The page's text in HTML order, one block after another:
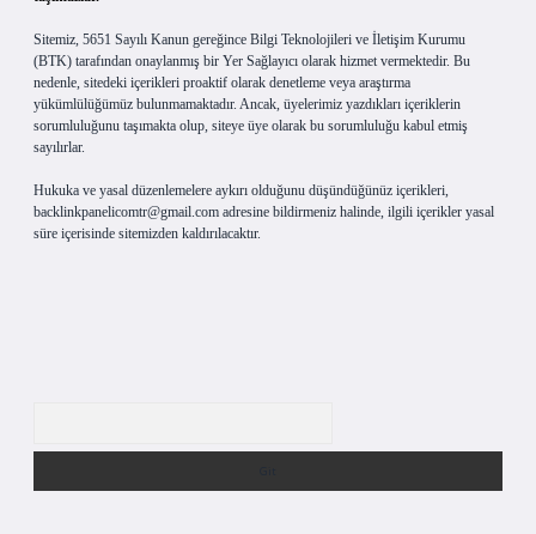
Sitemiz, 5651 Sayılı Kanun gereğince Bilgi Teknolojileri ve İletişim Kurumu
(BTK) tarafından onaylanmış bir Yer Sağlayıcı olarak hizmet vermektedir. Bu
nedenle, sitedeki içerikleri proaktif olarak denetleme veya araştırma
yükümlülüğümüz bulunmamaktadır. Ancak, üyelerimiz yazdıkları içeriklerin
sorumluluğunu taşımakta olup, siteye üye olarak bu sorumluluğu kabul etmiş
sayılırlar.
Hukuka ve yasal düzenlemelere aykırı olduğunu düşündüğünüz içerikleri,
backlinkpanelicomtr@gmail.com adresine bildirmeniz halinde, ilgili içerikler yasal
süre içerisinde sitemizden kaldırılacaktır.